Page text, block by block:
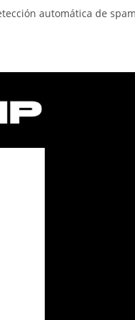
automática de